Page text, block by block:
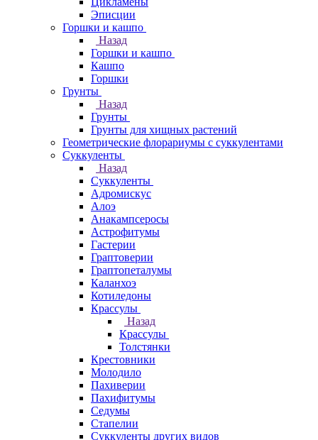
Эписции
Горшки и кашпо
Назад
Горшки и кашпо
Кашпо
Горшки
Грунты
Назад
Грунты
Грунты для хищных растений
Геометрические флорариумы с суккулентами
Суккуленты
Назад
Суккуленты
Адромискус
Алоэ
Анакампсеросы
Астрофитумы
Гастерии
Граптоверии
Граптопеталумы
Каланхоэ
Котиледоны
Крассулы
Назад
Крассулы
Толстянки
Крестовники
Молодило
Пахиверии
Пахифитумы
Седумы
Стапелии
Суккуленты других видов